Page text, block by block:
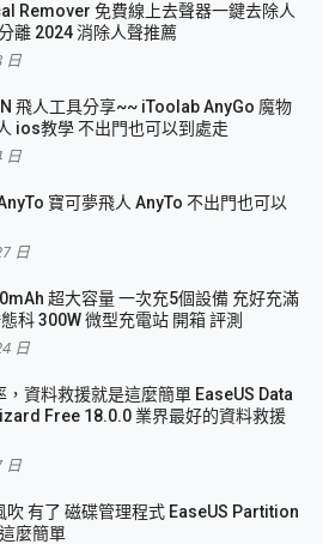
Remover 免費線上去聲器一鍵去除人
離 2024 消除人聲推薦
日
飛人工具分享~~ iToolab AnyGo 魔物
ios教學 不出門也可以到處走
日
寶可夢飛人 AnyTo 不出門也可以
日
超大容量 一次充5個設備 充好充滿
態科 300W 微型充電站 開箱 評測
日
，資料救援就是這麼簡單 EaseUS Data
Free 18.0.0 業界最好的資料救援
日
吹 有了 磁碟管理程式 EaseUS Partition
麼簡單